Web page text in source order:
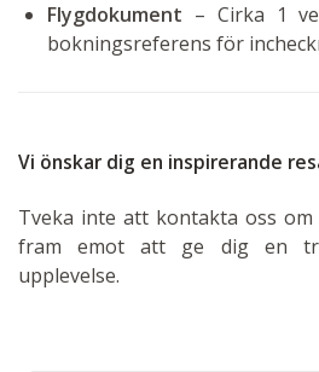
Flygdokument – Cirka 1
bokningsreferens för
Vi önskar dig en inspirerande
Tveka inte att kontakta oss
fram emot att ge dig en
upplevelse.